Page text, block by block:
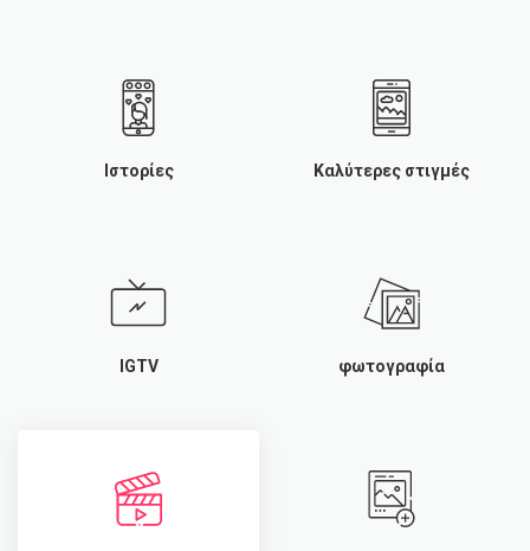
Ιστορίες Καλύτερες στιγμές
IGTV φωτογραφία